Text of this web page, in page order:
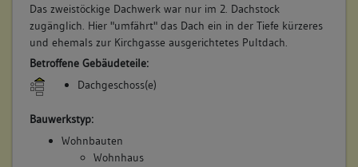
Das zweistöckige Dachwerk war nur im 2. Dachstock
zugänglich. Hier "umfährt" das Dach ein in der Tiefe kürzeres
und ehemals zur Kirchgasse ausgerichtetes Pultdach.
Betroffene Gebäudeteile:
Dachgeschoss(e)
Bauwerkstyp:
Wohnbauten
Wohnhaus